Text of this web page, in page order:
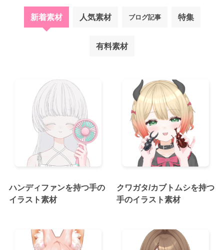
新着素材 人気素材 ブログ記事 特集
有料素材
ハンディファンを持つ手の
イラスト素材
クワガタ/カブトムシを持つ
手のイラスト素材